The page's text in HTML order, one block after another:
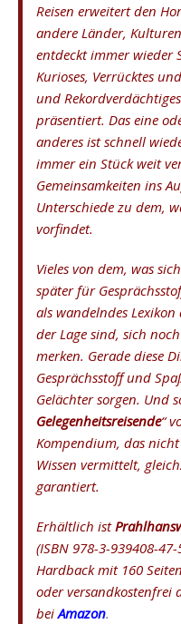
Reisen erweitert den
andere Länder,
entdeckt immer wieder
Kurioses, Verrücktes
und
präsentiert. Das eine
anderes ist schnell
immer ein Stück weit
Gemeinsamkeiten ins
Unterschiede zu dem,
vorfindet.
Vieles von dem, was
später für
als wandelndes
der Lage sind, sich
merken. Gerade diese
Gesprächsstoff und
Gelächter sorgen. Und
Gelegenheitsreisende“
Kompendium, das
Wissen vermittelt,
garantiert.
Erhältlich ist
(ISBN 978-3-939408-
Hardback mit 160
oder versandkostenfrei
bei Amazon.